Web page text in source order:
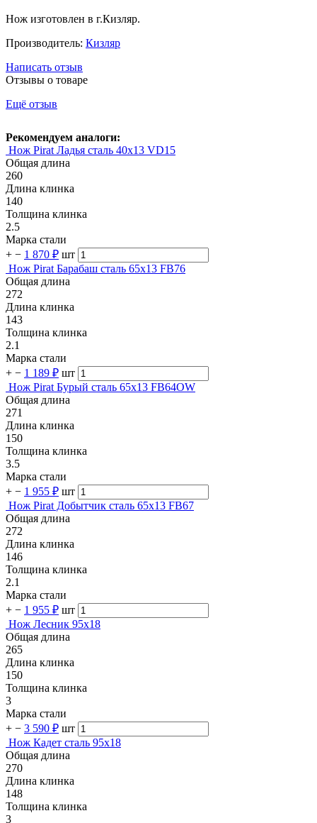
Нож изготовлен в г.Кизляр.
Производитель: Кизляр
Написать отзыв
Отзывы о товаре
Ещё отзыв
Рекомендуем аналоги:
Нож Pirat Ладья сталь 40х13 VD15
Общая длина
260
Длина клинка
140
Толщина клинка
2.5
Марка стали
+ − 1 870 ₽ шт
Нож Pirat Барабаш сталь 65х13 FB76
Общая длина
272
Длина клинка
143
Толщина клинка
2.1
Марка стали
+ − 1 189 ₽ шт
Нож Pirat Бурый сталь 65х13 FB64OW
Общая длина
271
Длина клинка
150
Толщина клинка
3.5
Марка стали
+ − 1 955 ₽ шт
Нож Pirat Добытчик сталь 65х13 FB67
Общая длина
272
Длина клинка
146
Толщина клинка
2.1
Марка стали
+ − 1 955 ₽ шт
Нож Лесник 95х18
Общая длина
265
Длина клинка
150
Толщина клинка
3
Марка стали
+ − 3 590 ₽ шт
Нож Кадет сталь 95х18
Общая длина
270
Длина клинка
148
Толщина клинка
3